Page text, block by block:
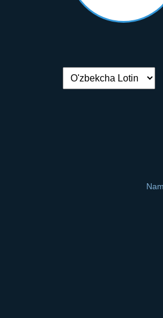
Tilni almashtirish: